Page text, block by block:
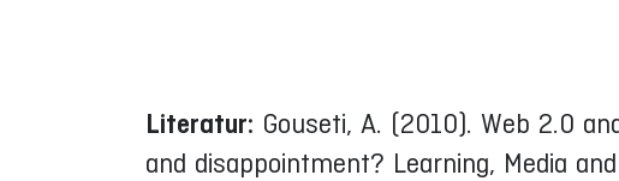
Literatur: Gouseti, A. (2010). Web 2.0
and disappointment? Learning, Media